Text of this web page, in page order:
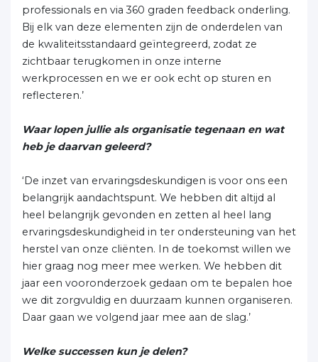
professionals en via 360 graden feedback onderling.
Bij elk van deze elementen zijn de onderdelen van
de kwaliteitsstandaard geïntegreerd, zodat ze
zichtbaar terugkomen in onze interne
werkprocessen en we er ook echt op sturen en
reflecteren.’
Waar lopen jullie als organisatie tegenaan en wat
heb je daarvan geleerd?
‘De inzet van ervaringsdeskundigen is voor ons een
belangrijk aandachtspunt. We hebben dit altijd al
heel belangrijk gevonden en zetten al heel lang
ervaringsdeskundigheid in ter ondersteuning van het
herstel van onze cliënten. In de toekomst willen we
hier graag nog meer mee werken. We hebben dit
jaar een vooronderzoek gedaan om te bepalen hoe
we dit zorgvuldig en duurzaam kunnen organiseren.
Daar gaan we volgend jaar mee aan de slag.’
Welke successen kun je delen?